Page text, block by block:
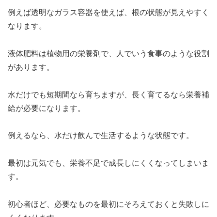
例えば透明なガラス容器を使えば、根の状態が見えやすく
なります。
液体肥料は植物用の栄養剤で、人でいう食事のような役割
があります。
水だけでも短期間なら育ちますが、長く育てるなら栄養補
給が必要になります。
例えるなら、水だけ飲んで生活するような状態です。
最初は元気でも、栄養不足で成長しにくくなってしまいま
す。
初心者ほど、必要なものを最初にそろえておくと失敗しに